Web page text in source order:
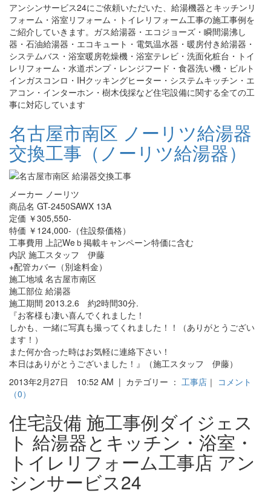
アンシンサービス24にご依頼いただいた、給湯機器とキッチンリ
フォーム・浴室リフォーム・トイレリフォーム工事の施工事例を
ご紹介していきます。ガス給湯器・エコジョーズ・瞬間湯沸し
器・石油給湯器・エコキュート・電気温水器・暖房付き給湯器・
システムバス・浴室暖房乾燥機・浴室テレビ・洗面化粧台・トイ
レリフォーム・水道ポンプ・レンジフード・食器洗い機・ビルト
インガスコンロ・IHクッキングヒーター・システムキッチン・エ
アコン・インターホン・樹木伐採など住宅設備に関する全ての工
事に対応しています
名古屋市南区 ノーリツ給湯器
交換工事（ノーリツ給湯器）
メーカー ノーリツ
商品名 GT-2450SAWX 13A
定価 ￥305,550-
特価 ￥124,000-（住設祭価格）
工事費用 上記Weｂ掲載キャンペーン特価に含む
内訳 施工スタッフ 伊藤
+配管カバー（別途料金）
施工地域 名古屋市南区
施工部位 給湯器
施工期間 2013.2.6 約2時間30分.
『お客様も凄い喜んでくれました！
しかも、一緒に写真も撮ってくれました！！（ありがとうござい
ます！）
また何か合った時はお気軽に連絡下さい！
本日はありがとうございました！』（施工スタッフ 伊藤）
2013年2月27日 10:52 AM | カテゴリー ： 工事店 ｜ コメント
（0）
住宅設備 施工事例ダイジェス
ト 給湯器とキッチン・浴室・
トイレリフォーム工事店 アン
シンサービス24